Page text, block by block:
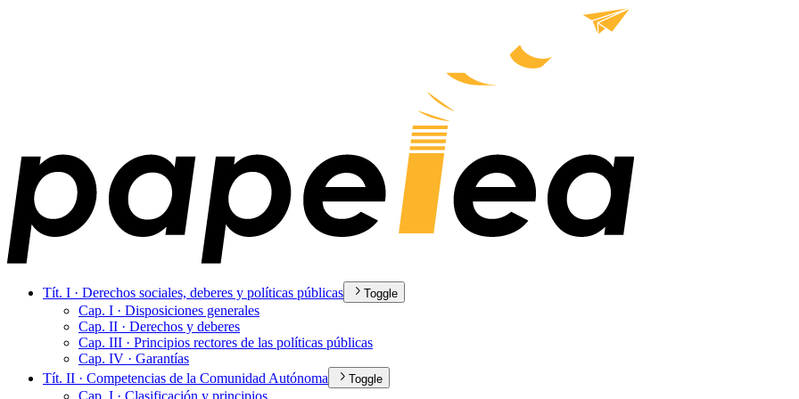
Tít. I · Derechos sociales, deberes y políticas públicas Toggle
Cap. I · Disposiciones generales
Cap. II · Derechos y deberes
Cap. III · Principios rectores de las políticas públicas
Cap. IV · Garantías
Tít. II · Competencias de la Comunidad Autónoma
Toggle
Cap. I · Clasificación y principios